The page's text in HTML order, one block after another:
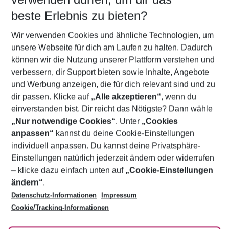
5-8 Nächte
2 Erwachsene Keine Kinder
Mehr Filter anzeigen
Footer
Footer navigation
Über uns
AGB
Bestpreisgarantie
Cookie-Einstellungen ändern
Cookie-Richtlinie
Agenturbetreuung
Barrierefreies Reisen
Folge uns
beste Erlebnis zu bieten?
Wir verwenden Cookies und ähnliche Technologien, um
unsere Webseite für dich am Laufen zu halten. Dadurch
können wir die Nutzung unserer Plattform verstehen und
verbessern, dir Support bieten sowie Inhalte, Angebote
und Werbung anzeigen, die für dich relevant sind und zu
dir passen. Klicke auf „Alle akzeptieren“, wenn du
einverstanden bist. Dir reicht das Nötigste? Dann wähle
„Nur notwendige Cookies“. Unter „Cookies
anpassen“ kannst du deine Cookie-Einstellungen
individuell anpassen. Du kannst deine Privatsphäre-
Einstellungen natürlich jederzeit ändern oder widerrufen
– klicke dazu einfach unten auf „Cookie-Einstellungen
ändern“.
Datenschutz-Informationen
Impressum
Cookie/Tracking-Informationen